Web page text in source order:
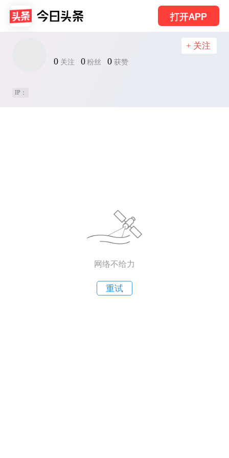
打开APP
0 关注 0 粉丝 0 获赞
+ 关注
IP：
网络不给力
重试